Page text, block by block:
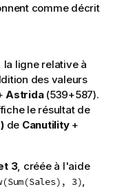
comme décrit
la ligne relative à
des valeurs
Astrida(539+587).
le résultat de
de Canutility+
3, créée à l'aide
3),